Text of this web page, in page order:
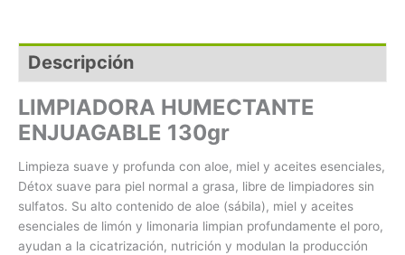
Descripción
LIMPIADORA HUMECTANTE
ENJUAGABLE 130gr
Limpieza suave y profunda con aloe, miel y aceites esenciales,
Détox suave para piel normal a grasa, libre de limpiadores sin
sulfatos. Su alto contenido de aloe (sábila), miel y aceites
esenciales de limón y limonaria limpian profundamente el poro,
ayudan a la cicatrización, nutrición y modulan la producción